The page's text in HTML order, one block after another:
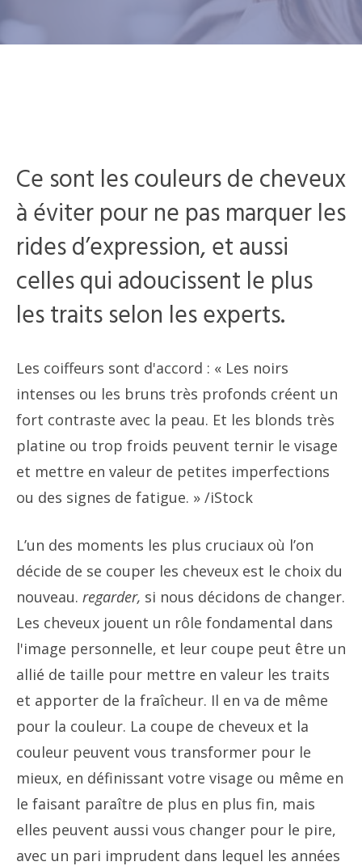
Ce sont les couleurs de cheveux
à éviter pour ne pas marquer les
rides d’expression, et aussi
celles qui adoucissent le plus
les traits selon les experts.
Les coiffeurs sont d'accord : « Les noirs
intenses ou les bruns très profonds créent un
fort contraste avec la peau. Et les blonds très
platine ou trop froids peuvent ternir le visage
et mettre en valeur de petites imperfections
ou des signes de fatigue. » /iStock
L’un des moments les plus cruciaux où l’on
décide de se couper les cheveux est le choix du
nouveau. regarder, si nous décidons de changer.
Les cheveux jouent un rôle fondamental dans
l'image personnelle, et leur coupe peut être un
allié de taille pour mettre en valeur les traits
et apporter de la fraîcheur. Il en va de même
pour la couleur. La coupe de cheveux et la
couleur peuvent vous transformer pour le
mieux, en définissant votre visage ou même en
le faisant paraître de plus en plus fin, mais
elles peuvent aussi vous changer pour le pire,
avec un pari imprudent dans lequel les années